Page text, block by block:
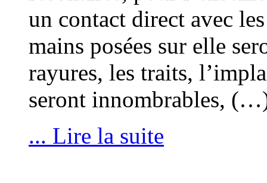
un contact direct avec
mains posées sur elle
rayures, les traits,
seront innombrables,
... Lire la suite